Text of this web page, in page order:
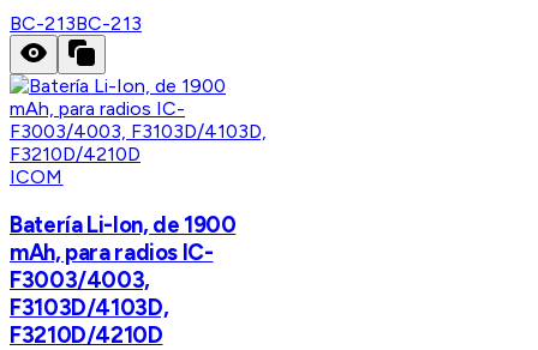
BC-213BC-213
ICOM
Batería Li-Ion, de 1900
mAh, para radios IC-
F3003/4003,
F3103D/4103D,
F3210D/4210D